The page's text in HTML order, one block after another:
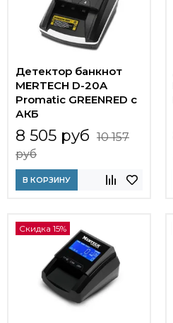
Детектор банкнот
MERTECH D-20A
Promatic GREENRED с
АКБ
8 505 руб 10 157
руб
В КОРЗИНУ
Скидка 15%